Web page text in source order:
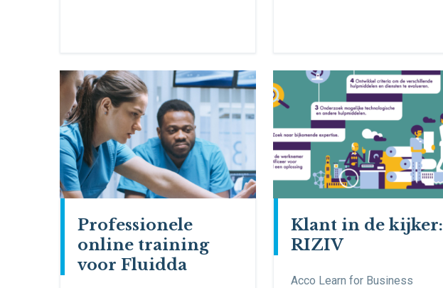
Professionele
online training
voor Fluidda
Klant in de kijker:
RIZIV
Acco Learn for Business